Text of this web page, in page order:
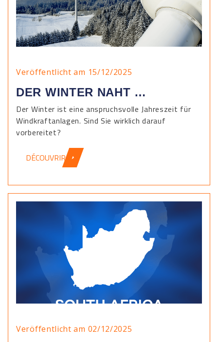
Veröffentlicht am 15/12/2025
DER WINTER NAHT …
Der Winter ist eine anspruchsvolle Jahreszeit für
Windkraftanlagen. Sind Sie wirklich darauf
vorbereitet?
DÉCOUVRIR
Veröffentlicht am 02/12/2025